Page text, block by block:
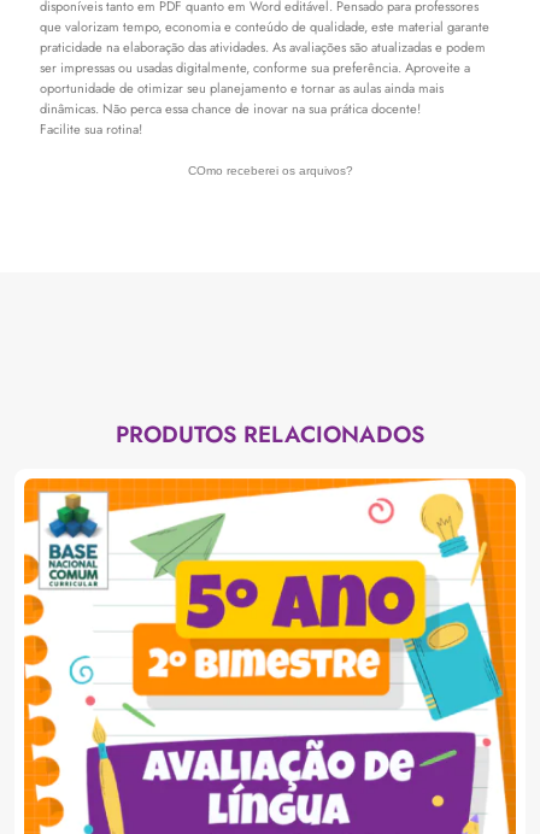
COmo receberei os arquivos?
disponíveis tanto em PDF quanto em Word editável. Pensado para professores
que valorizam tempo, economia e conteúdo de qualidade, este material garante
praticidade na elaboração das atividades. As avaliações são atualizadas e podem
ser impressas ou usadas digitalmente, conforme sua preferência. Aproveite a
oportunidade de otimizar seu planejamento e tornar as aulas ainda mais
dinâmicas. Não perca essa chance de inovar na sua prática docente!
Facilite sua rotina!
PRODUTOS RELACIONADOS